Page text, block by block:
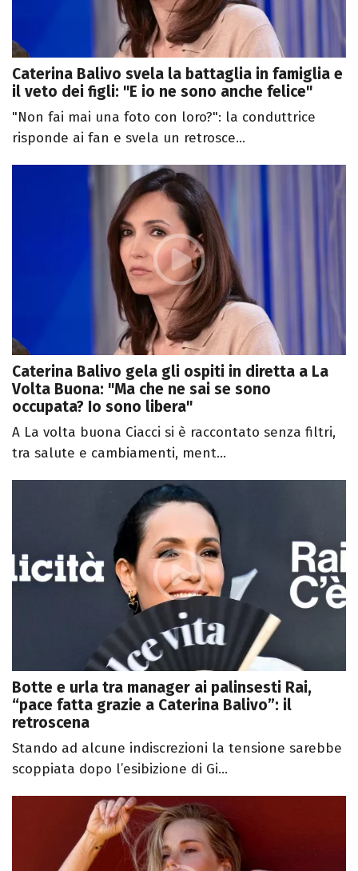
Caterina Balivo svela la battaglia in famiglia e
il veto dei figli: "E io ne sono anche felice"
"Non fai mai una foto con loro?": la conduttrice
risponde ai fan e svela un retrosce...
Caterina Balivo gela gli ospiti in diretta a La
Volta Buona: "Ma che ne sai se sono
occupata? Io sono libera"
A La volta buona Ciacci si è raccontato senza filtri,
tra salute e cambiamenti, ment...
Botte e urla tra manager ai palinsesti Rai,
“pace fatta grazie a Caterina Balivo”: il
retroscena
Stando ad alcune indiscrezioni la tensione sarebbe
scoppiata dopo l’esibizione di Gi...